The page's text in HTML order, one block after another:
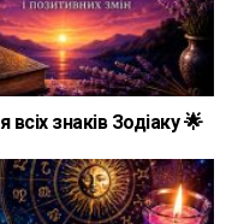
знаків Зодіаку 🌟